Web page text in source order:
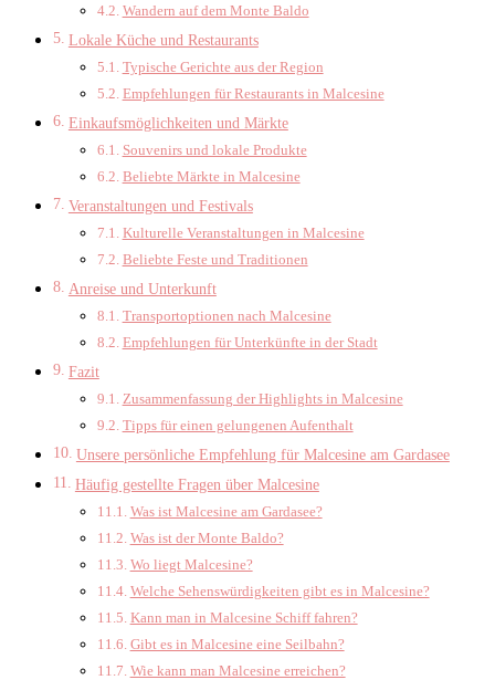
Wandern auf dem Monte Baldo
Lokale Küche und Restaurants
Typische Gerichte aus der Region
Empfehlungen für Restaurants in Malcesine
Einkaufsmöglichkeiten und Märkte
Souvenirs und lokale Produkte
Beliebte Märkte in Malcesine
Veranstaltungen und Festivals
Kulturelle Veranstaltungen in Malcesine
Beliebte Feste und Traditionen
Anreise und Unterkunft
Transportoptionen nach Malcesine
Empfehlungen für Unterkünfte in der Stadt
Fazit
Zusammenfassung der Highlights in Malcesine
Tipps für einen gelungenen Aufenthalt
Unsere persönliche Empfehlung für Malcesine am Gardasee
Häufig gestellte Fragen über Malcesine
Was ist Malcesine am Gardasee?
Was ist der Monte Baldo?
Wo liegt Malcesine?
Welche Sehenswürdigkeiten gibt es in Malcesine?
Kann man in Malcesine Schiff fahren?
Gibt es in Malcesine eine Seilbahn?
Wie kann man Malcesine erreichen?